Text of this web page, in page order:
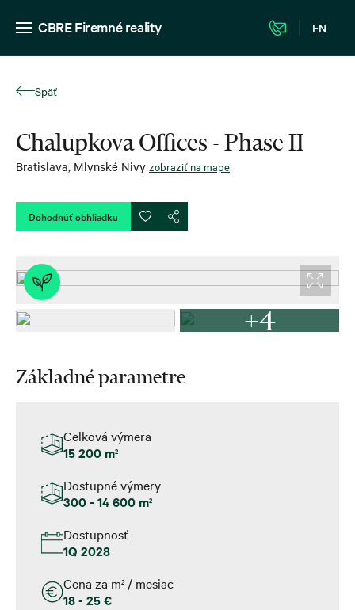
CBRE Firemné reality EN
Späť
Chalupkova Offices - Phase II
Bratislava, Mlynské Nivy zobraziť na mape
Dohodnúť obhliadku
+4
Základné parametre
Celková výmera
15 200 m2
Dostupné výmery
300 - 14 600 m2
Dostupnosť
1Q 2028
Cena za m2 / mesiac
18 - 25 €